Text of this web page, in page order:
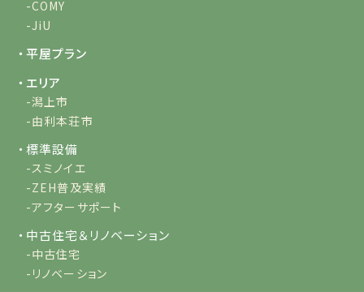
-COMY
-JiU
・平屋プラン
・エリア
-潟上市
-由利本荘市
・標準設備
-スミノイエ
-ZEH普及実績
-アフターサポート
・中古住宅＆リノベーション
-中古住宅
-リノベーション